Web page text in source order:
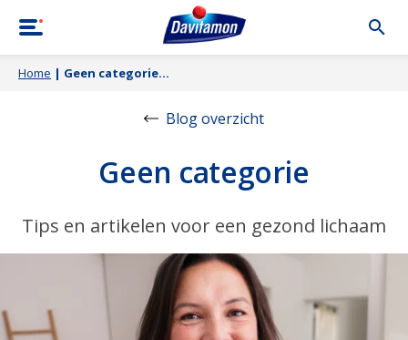
Home | Geen categorie
Blog overzicht
Geen categorie
Tips en artikelen voor een gezond lichaam